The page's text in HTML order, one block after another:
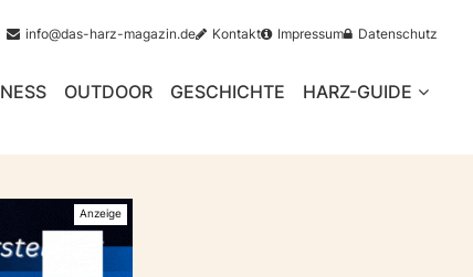
info@das-harz-magazin.de Kontakt Impressum Datenschutz
OUTDOOR GESCHICHTE HARZ-GUIDE